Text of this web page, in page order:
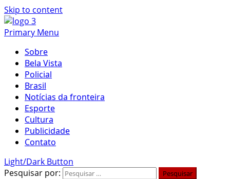
Skip to content
Primary Menu
Sobre
Bela Vista
Policial
Brasil
Notícias da fronteira
Esporte
Cultura
Publicidade
Contato
Light/Dark Button
Pesquisar por: